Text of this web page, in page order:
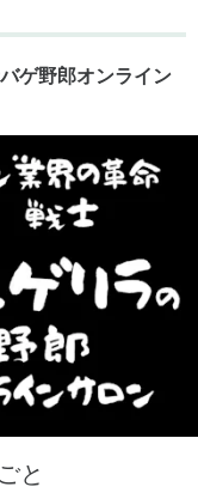
ゲ野郎オンライン
と